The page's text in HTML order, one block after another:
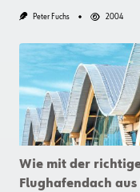
Peter Fuchs 2004
Wie mit der
Flughafendach